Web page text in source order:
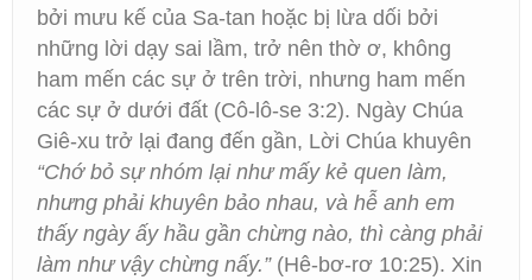
bởi mưu kế của Sa-tan hoặc bị lừa dối bởi
những lời dạy sai lầm, trở nên thờ ơ, không
ham mến các sự ở trên trời, nhưng ham mến
các sự ở dưới đất (Cô-lô-se 3:2). Ngày Chúa
Giê-xu trở lại đang đến gần, Lời Chúa khuyên
“Chớ bỏ sự nhóm lại như mấy kẻ quen làm,
nhưng phải khuyên bảo nhau, và hễ anh em
thấy ngày ấy hầu gần chừng nào, thì càng phải
làm như vậy chừng nấy.”(Hê-bơ-rơ 10:25). Xin